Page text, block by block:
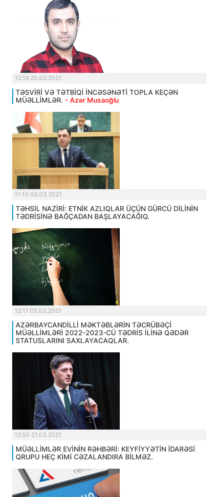
12:19 20.02.2021
TƏSVİRİ VƏ TƏTBİQİ İNCƏSƏNƏTİ TOPLA KEÇƏN
MÜƏLLİMLƏR. - Azər Musaoğlu
11:10 05.03.2021
TƏHSİL NAZİRİ: ETNİK AZLIQLAR ÜÇÜN GÜRCÜ DİLİNİN
TƏDRİSİNƏ BAĞÇADAN BAŞLAYACAĞIQ.
12:11 05.03.2021
AZƏRBAYCANDİLLİ MƏKTƏBLƏRİN TƏCRÜBƏÇİ
MÜƏLLİMLƏRİ 2022-2023-CÜ TƏDRİS İLİNƏ QƏDƏR
STATUSLARINI SAXLAYACAQLAR.
12:50 21.03.2021
MÜƏLLİMLƏR EVİNİN RƏHBƏRİ: KEYFİYYƏTİN İDARƏSİ
QRUPU HEÇ KİMİ CƏZALANDIRA BİLMƏZ.